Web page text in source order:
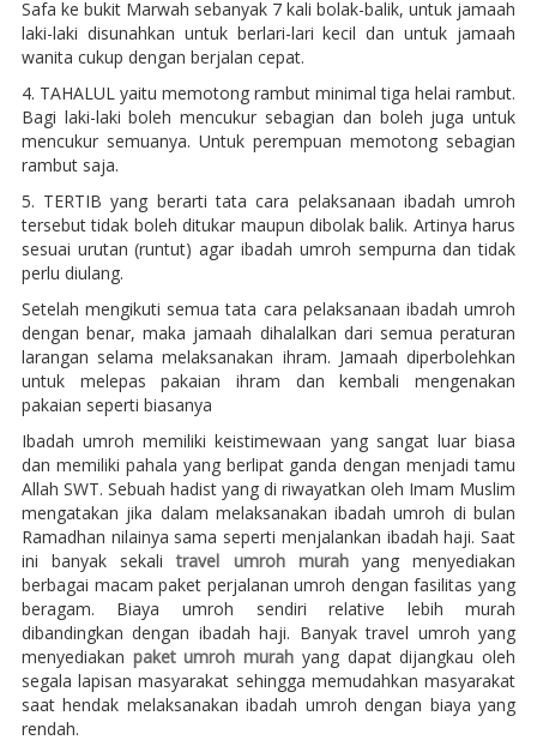
Safa ke bukit Marwah sebanyak 7 kali bolak-balik, untuk jamaah
laki-laki disunahkan untuk berlari-lari kecil dan untuk jamaah
wanita cukup dengan berjalan cepat.
4. TAHALUL yaitu memotong rambut minimal tiga helai rambut.
Bagi laki-laki boleh mencukur sebagian dan boleh juga untuk
mencukur semuanya. Untuk perempuan memotong sebagian
rambut saja.
5. TERTIB yang berarti tata cara pelaksanaan ibadah umroh
tersebut tidak boleh ditukar maupun dibolak balik. Artinya harus
sesuai urutan (runtut) agar ibadah umroh sempurna dan tidak
perlu diulang.
Setelah mengikuti semua tata cara pelaksanaan ibadah umroh
dengan benar, maka jamaah dihalalkan dari semua peraturan
larangan selama melaksanakan ihram. Jamaah diperbolehkan
untuk melepas pakaian ihram dan kembali mengenakan
pakaian seperti biasanya
Ibadah umroh memiliki keistimewaan yang sangat luar biasa
dan memiliki pahala yang berlipat ganda dengan menjadi tamu
Allah SWT. Sebuah hadist yang di riwayatkan oleh Imam Muslim
mengatakan jika dalam melaksanakan ibadah umroh di bulan
Ramadhan nilainya sama seperti menjalankan ibadah haji. Saat
ini banyak sekali
travel umroh murahyang menyediakan
berbagai macam paket perjalanan umroh dengan fasilitas yang
beragam. Biaya umroh sendiri relative lebih murah
dibandingkan dengan ibadah haji. Banyak travel umroh yang
menyediakan paket umroh murah yang dapat dijangkau oleh
segala lapisan masyarakat sehingga memudahkan masyarakat
saat hendak melaksanakan ibadah umroh dengan biaya yang
rendah.